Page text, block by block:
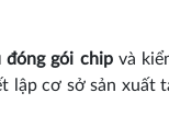
đóng gói chipvà
lập cơ sở sản xuất